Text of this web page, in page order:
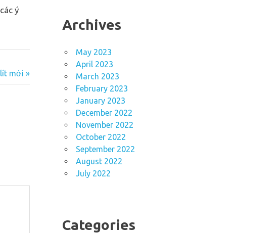
ý
mới
Archives
May 2023
April 2023
March 2023
February 2023
January 2023
December 2022
November 2022
October 2022
September 2022
August 2022
July 2022
Categories